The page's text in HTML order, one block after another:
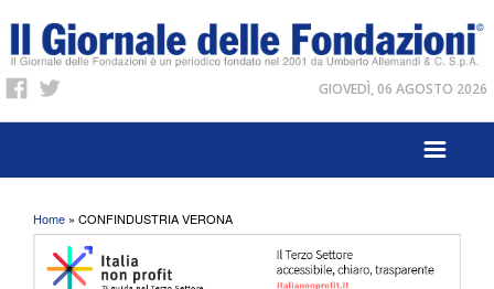
GIOVEDÌ, 06 AGOSTO 2026
Tu sei qui
Home » CONFINDUSTRIA VERONA